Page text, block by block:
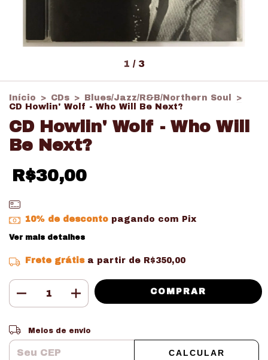
1 / 3
Início > CDs > Blues/Jazz/R&B/Northern Soul
>
CD Howlin' Wolf - Who Will Be Next?
CD Howlin' Wolf - Who Will
Be Next?
R$30,00
10% de descontopagando com Pix
Ver mais detalhes
Frete grátis a partir de R$350,00
Entregas para o CEP:
Meios de envio
CALCULAR